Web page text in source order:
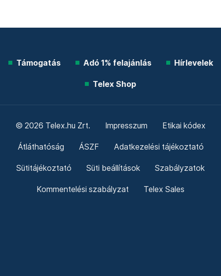
Támogatás Adó 1% felajánlás Hírlevelek
Telex Shop
© 2026 Telex.hu Zrt. Impresszum Etikai kódex
Átláthatóság ÁSZF Adatkezelési tájékoztató
Sütitájékoztató Süti beállítások Szabályzatok
Kommentelési szabályzat Telex Sales